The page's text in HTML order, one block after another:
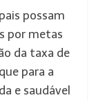
possam
por metas
da taxa de
para a
e saudável